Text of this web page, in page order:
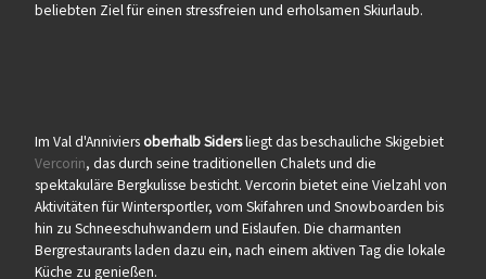
beliebten Ziel für einen stressfreien und erholsamen Skiurlaub.
Im Val d'Anniviersoberhalb Sidersliegt das beschauliche Skigebiet
Vercorin, das durch seine traditionellen Chalets und die
spektakuläre Bergkulisse besticht. Vercorin bietet eine Vielzahl von
Aktivitäten für Wintersportler, vom Skifahren und Snowboarden bis
hin zu Schneeschuhwandern und Eislaufen. Die charmanten
Bergrestaurants laden dazu ein, nach einem aktiven Tag die lokale
Küche zu genießen.